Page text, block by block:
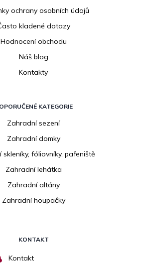
ochrany osobních údajů
kladené dotazy
Hodnocení obchodu
Náš blog
Kontakty
KATEGORIE
Zahradní sezení
Zahradní domky
skleníky, fóliovníky, pařeniště
Zahradní lehátka
Zahradní altány
Zahradní houpačky
KONTAKT
Kontakt